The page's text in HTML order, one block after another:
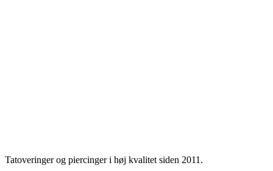
Tatoveringer og piercinger i høj kvalitet siden 2011.